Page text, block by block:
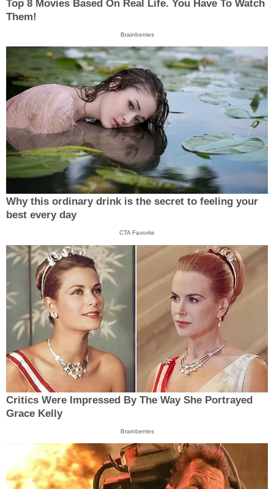
Top 8 Movies Based On Real Life. You Have To Watch
Them!
Brainberries
Why this ordinary drink is the secret to feeling your
best every day
CTA Favorite
Critics Were Impressed By The Way She Portrayed
Grace Kelly
Brainberries